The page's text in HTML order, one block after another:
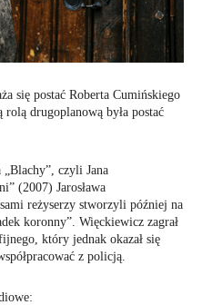
się postać Roberta Cumińskiego
drugoplanową była postać
„Blachy”, czyli Jana
(2007) Jarosława
reżyserzy stworzyli później na
koronny”. Więckiewicz zagrał
który jednak okazał się
z policją.